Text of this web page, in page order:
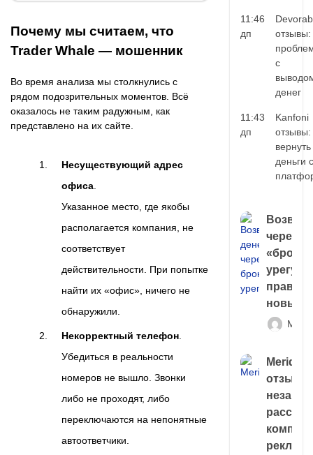
Почему мы считаем, что
Trader Whale — мошенник
Во время анализа мы столкнулись с
рядом подозрительных моментов. Всё
оказалось не таким радужным, как
представлено на их сайте.
Несуществующий адрес
офиса
Указанное место, где якобы
располагается компания, не
соответствует
действительности. При попытке
найти их «офис», ничего не
обнаружили.
Некорректный телефон
Убедиться в реальности
номеров не вышло. Звонки
либо не проходят, либо
переключаются на непонятные
автоответчики.
11:46
дп
отзывы:
с
денег
11:43
дп
Kanfoni
отзывы:
вернуть
деньги с
через
правда
новый